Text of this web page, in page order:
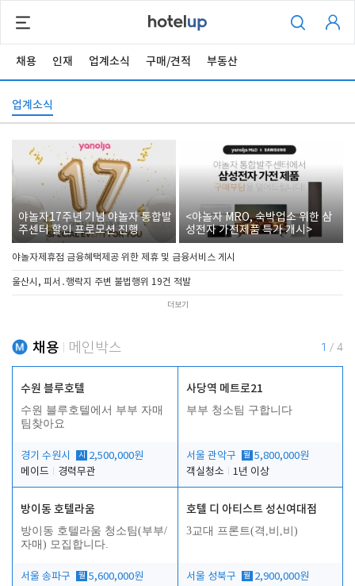
채용 인재 업계소식 구매/견적 부동산
업계소식
야놀자17주년 기념 야놀자 통합발
주센터 할인 프로모션 진행
<야놀자 MRO, 숙박업소 위한 삼
성전자 가전제품 특가 개시>
야놀자제휴점 금융혜택제공 위한 제휴 및 금융서비스 게시
울산시, 피서․행락지 주변 불법행위 19건 적발
더보기
채용 메인박스 1 / 4
수원 블루호텔
수원 블루호텔에서 부부 자매
팀찾아요
경기 수원시 시
2,500,000원
메이드
경력무관
사당역 메트로21
부부 청소팀 구합니다
서울 관악구 월 5,800,000원
객실청소
1년 이상
방이동 호텔라움
방이동 호텔라움 청소팀(부부/
자매) 모집합니다.
서울 송파구 월 5,600,000원
호텔 디 아티스트 성신여대점
3교대 프론트(격,비,비)
서울 성북구 월 2,900,000원